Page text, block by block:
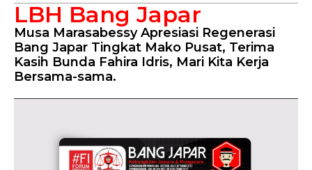
LBH Bang Japar
Musa Marasabessy Apresiasi Regenerasi
Bang Japar Tingkat Mako Pusat, Terima
Kasih Bunda Fahira Idris, Mari Kita Kerja
Bersama-sama.